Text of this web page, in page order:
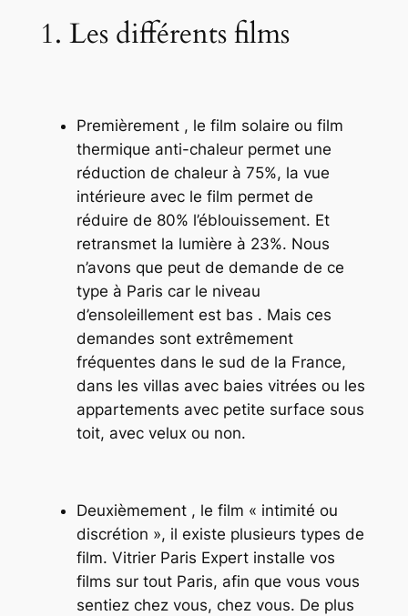
1. Les différents films
Premièrement , le film solaire ou film
thermique anti-chaleur permet une
réduction de chaleur à 75%, la vue
intérieure avec le film permet de
réduire de 80% l’éblouissement. Et
retransmet la lumière à 23%. Nous
n’avons que peut de demande de ce
type à Paris car le niveau
d’ensoleillement est bas . Mais ces
demandes sont extrêmement
fréquentes dans le sud de la France,
dans les villas avec baies vitrées ou les
appartements avec petite surface sous
toit, avec velux ou non.
Deuxièmement , le film « intimité ou
discrétion », il existe plusieurs types de
film. Vitrier Paris Expert installe vos
films sur tout Paris, afin que vous vous
sentiez chez vous, chez vous. De plus